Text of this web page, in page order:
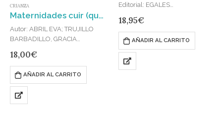
CRIANZA
Maternidades cuir (queer)
Autor: ABRIL EVA; TRUJILLO
BARBADILLO, GRACIA
Publicado en: 2020
ISBN: 978-84-17319-92-2
Este libro que tienes en las
manos es una compilación de
voces de madres, trans* y cis,
18,00€
AÑADIR AL CARRITO
Editorial: EGALES
ISBN: 978-84-19728-43-2
La identidad de género y la
orientación sexoafectiva suelen
generar muchas dudas. Las
siglas LGTBI, LGTBIQ, LGTBIQ+,
18,95€
AÑADIR AL CARRITO